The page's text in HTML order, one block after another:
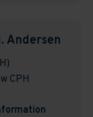
Andersen
CPH